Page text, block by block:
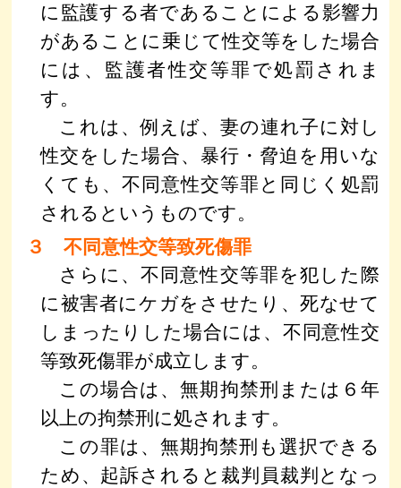
に監護する者であることによる影響力
があることに乗じて性交等をした場合
には、監護者性交等罪で処罰されま
す。
これは、例えば、妻の連れ子に対し
性交をした場合、暴行・脅迫を用いな
くても、不同意性交等罪と同じく処罰
されるというものです。
３ 不同意性交等致死傷罪
さらに、不同意性交等罪を犯した際
に被害者にケガをさせたり、死なせて
しまったりした場合には、不同意性交
等致死傷罪が成立します。
この場合は、無期拘禁刑または６年
以上の拘禁刑に処されます。
この罪は、無期拘禁刑も選択できる
ため、起訴されると裁判員裁判となっ